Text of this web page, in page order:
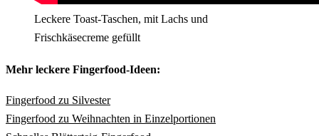
Leckere Toast-Taschen, mit Lachs und
Frischkäsecreme gefüllt
Mehr leckere Fingerfood-Ideen:
Fingerfood zu Silvester
Fingerfood zu Weihnachten in Einzelportionen